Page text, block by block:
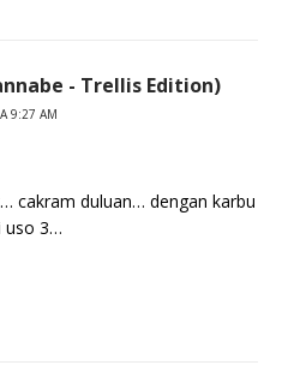
- Trellis Edition)
9:27 AM
cakram duluan… dengan karbu
uso 3…